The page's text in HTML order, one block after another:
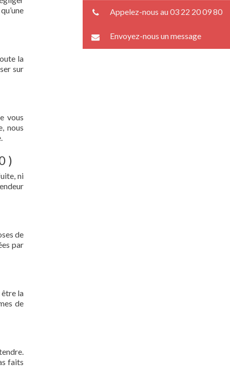
la
sur
vous
nous
)
ni
de
par
la
de
faits
Appelez-nous au 03 22 20 09 80
Envoyez-nous un message